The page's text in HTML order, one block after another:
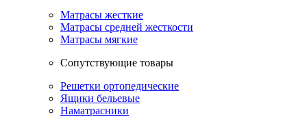
Матрасы жесткие
Матрасы средней жесткости
Матрасы мягкие
Сопутствующие товары
Решетки ортопедические
Ящики бельевые
Наматрасники